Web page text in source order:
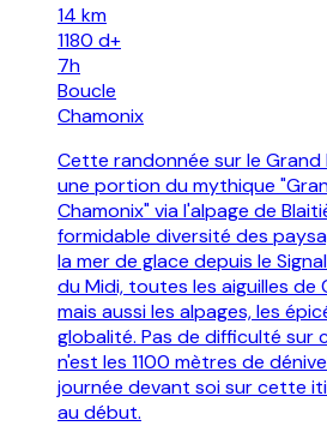
14 km
1180 d+
7h
Boucle
Chamonix
Cette randonnée sur le Grand
une portion du mythique
Chamonix" via l'alpage de
formidable diversité des
la mer de glace depuis le
du Midi, toutes les aiguilles de
mais aussi les alpages, les
globalité. Pas de difficulté sur
n'est les 1100 mètres de
journée devant soi sur cette
au début.